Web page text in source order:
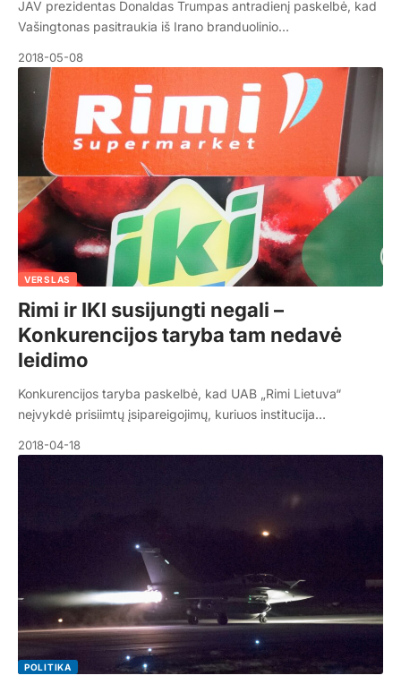
JAV prezidentas Donaldas Trumpas antradienį paskelbė, kad
Vašingtonas pasitraukia iš Irano branduolinio…
2018-05-08
VERSLAS
Rimi ir IKI susijungti negali –
Konkurencijos taryba tam nedavė
leidimo
Konkurencijos taryba paskelbė, kad UAB „Rimi Lietuva“
neįvykdė prisiimtų įsipareigojimų, kuriuos institucija…
2018-04-18
POLITIKA